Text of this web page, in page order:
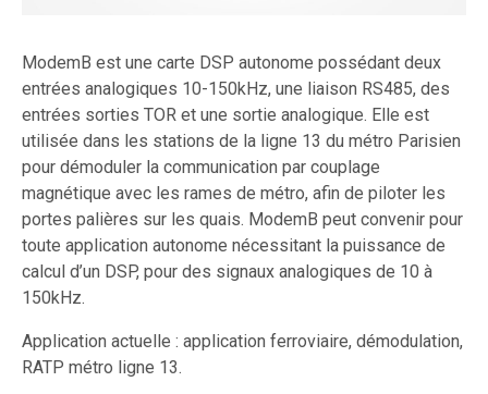
ModemB est une carte DSP autonome possédant deux
entrées analogiques 10-150kHz, une liaison RS485, des
entrées sorties TOR et une sortie analogique. Elle est
utilisée dans les stations de la ligne 13 du métro Parisien
pour démoduler la communication par couplage
magnétique avec les rames de métro, afin de piloter les
portes palières sur les quais. ModemB peut convenir pour
toute application autonome nécessitant la puissance de
calcul d’un DSP, pour des signaux analogiques de 10 à
150kHz.
Application actuelle : application ferroviaire, démodulation,
RATP métro ligne 13.